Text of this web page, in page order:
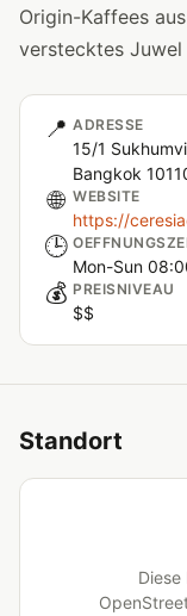
Origin-Kaffees
verstecktes Juwel
📍 ADRESSE
15/1
Bangkok
🌐 WEBSITE
https://
🕒
Mon-Sun
💰 PREISNIVEAU
$$
Standort